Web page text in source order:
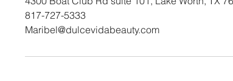
817-727-5333
Maribel@dulcevidabeauty.com